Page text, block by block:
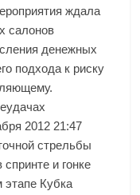
ждала
салонов
денежных
подхода к риску
2012 21:47
стрельбы
и гонке
этапе Кубка